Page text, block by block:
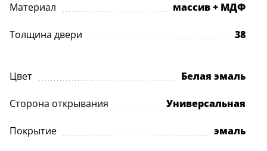
Материал массив + МДФ
Толщина двери 38
Цвет Белая эмаль
Сторона открывания Универсальная
Покрытие эмаль